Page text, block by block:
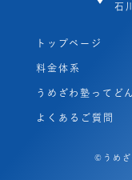
石
トップページ
料金体系
うめざわ塾ってど
よくあるご質問
©うめ